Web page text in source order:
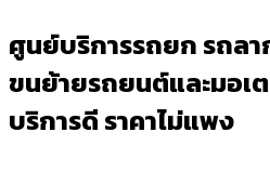
ศูนย์บริการรถยก รถล
ขนย้ายรถยนต์และมอเ
บริการดี ราคาไม่แพง